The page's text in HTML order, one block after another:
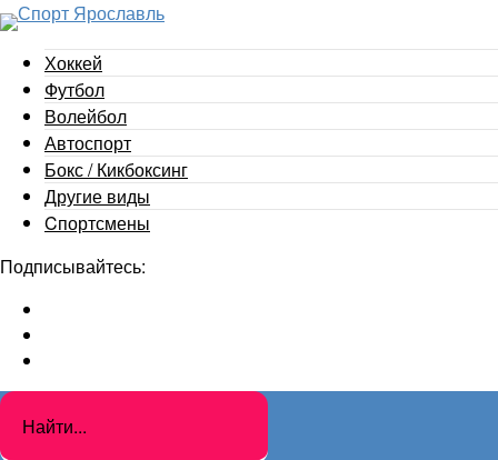
Хоккей
Футбол
Волейбол
Автоспорт
Бокс / Кикбоксинг
Другие виды
Cпортсмены
Подписывайтесь: